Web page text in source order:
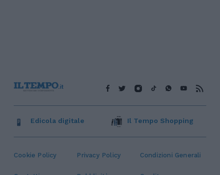
Cookie Policy Privacy Policy Condizioni Generali
Edicola digitale Il Tempo Shopping